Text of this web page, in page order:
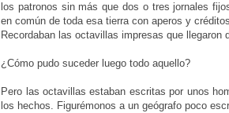
los patronos sin más que dos o tresjornales
en común de toda esatierra con aperos y
Recordaban las octavillas impresas que
¿Cómo pudo suceder luego todo aquello?
Pero las octavillas estaban escritas por unos
los hechos. Figurémonos a un geógrafo poco